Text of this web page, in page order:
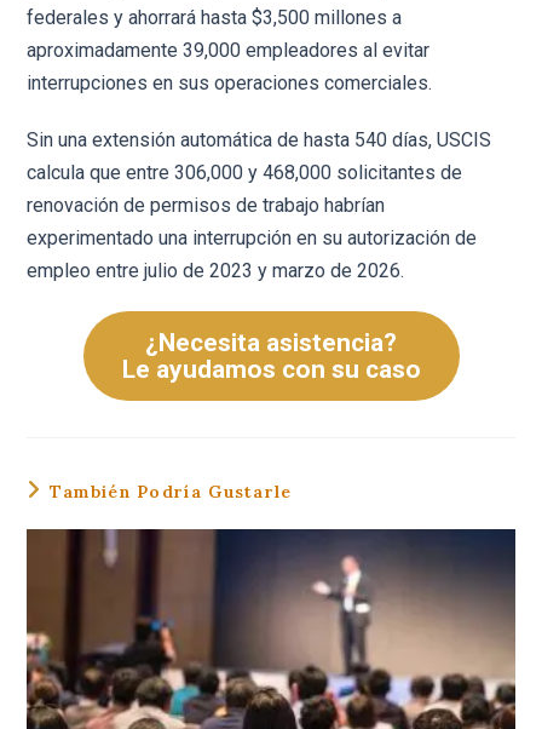
federales y ahorrará hasta $3,500 millones a
aproximadamente 39,000 empleadores al evitar
interrupciones en sus operaciones comerciales.
Sin una extensión automática de hasta 540 días, USCIS
calcula que entre 306,000 y 468,000 solicitantes de
renovación de permisos de trabajo habrían
experimentado una interrupción en su autorización de
empleo entre julio de 2023 y marzo de 2026.
¿Necesita asistencia?
Le ayudamos con su caso
También Podría Gustarle